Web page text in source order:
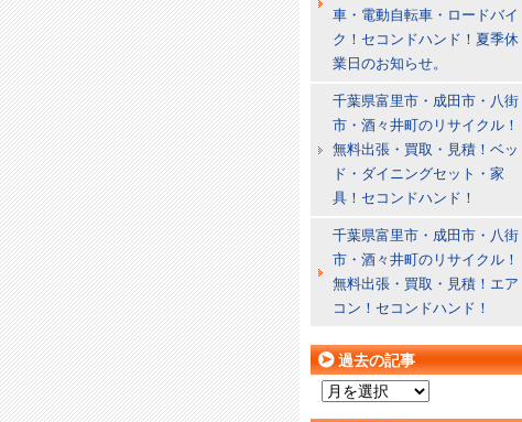
車・電動自転車・ロードバイ
ク！セコンドハンド！夏季休
業日のお知らせ。
千葉県富里市・成田市・八街
市・酒々井町のリサイクル！
無料出張・買取・見積！ベッ
ド・ダイニングセット・家
具！セコンドハンド！
千葉県富里市・成田市・八街
市・酒々井町のリサイクル！
無料出張・買取・見積！エア
コン！セコンドハンド！
過去の記事